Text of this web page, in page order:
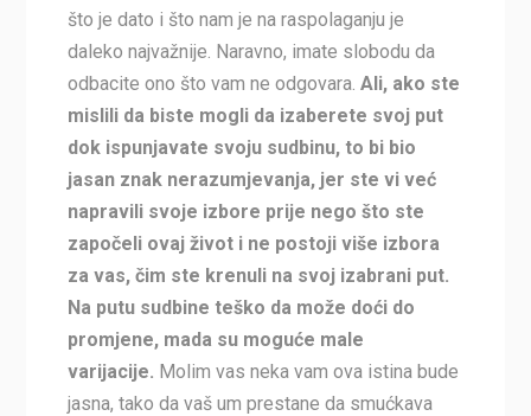
što je dato i što nam je na raspolaganju je
daleko najvažnije. Naravno, imate slobodu da
odbacite ono što vam ne odgovara. Ali, ako ste
mislili da biste mogli da izaberete svoj put
dok ispunjavate svoju sudbinu, to bi bio
jasan znak nerazumjevanja, jer ste vi već
napravili svoje izbore prije nego što ste
započeli ovaj život i ne postoji više izbora
za vas, čim ste krenuli na svoj izabrani put.
Na putu sudbine teško da može doći do
promjene, mada su moguće male
varijacije. Molim vas neka vam ova istina bude
jasna, tako da vaš um prestane da smućkava